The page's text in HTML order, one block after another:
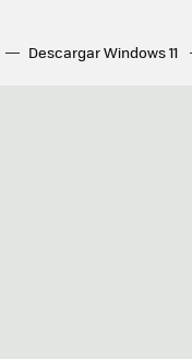
Descargar Windows 11